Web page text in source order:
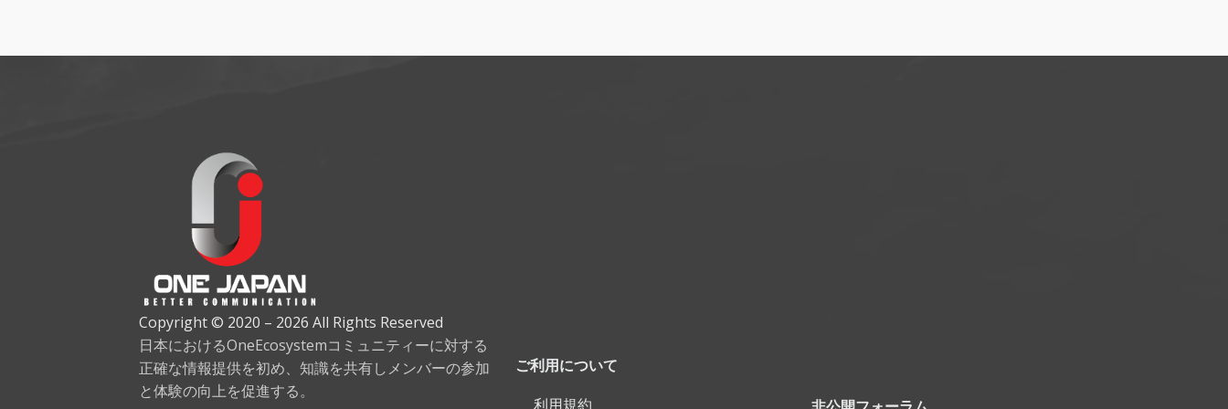
Copyright © 2020 – 2026 All Rights Reserved
日本におけるOneEcosystemコミュニティーに対する
正確な情報提供を初め、知識を共有しメンバーの参加
と体験の向上を促進する。
ご利用について
利用規約